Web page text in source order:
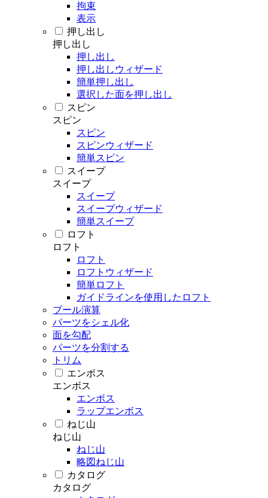
拘束
表示
押し出し
押し出し
押し出し
押し出しウィザード
簡単押し出し
選択した面を押し出し
スピン
スピン
スピン
スピンウィザード
簡単スピン
スイープ
スイープ
スイープ
スイープウィザード
簡単スイープ
ロフト
ロフト
ロフト
ロフトウィザード
簡単ロフト
ガイドラインを使用したロフト
ブール演算
パーツをシェル化
面を勾配
パーツを分割する
トリム
エンボス
エンボス
エンボス
ラップエンボス
ねじ山
ねじ山
ねじ山
略図ねじ山
カタログ
カタログ